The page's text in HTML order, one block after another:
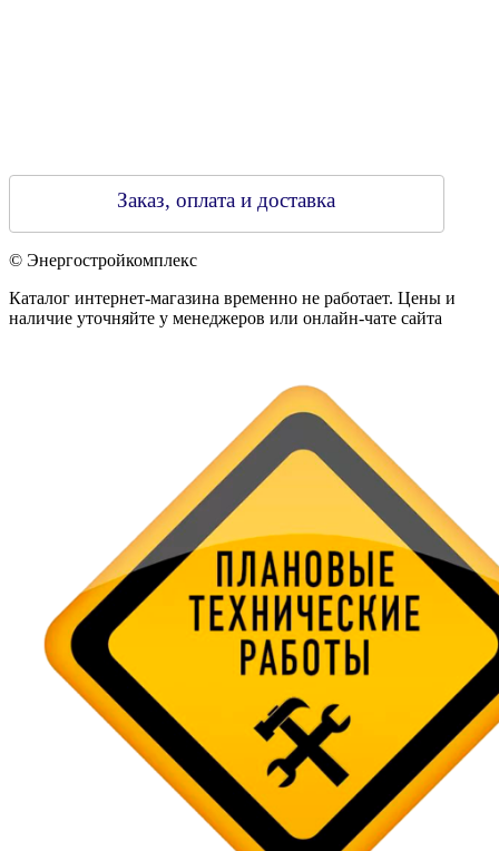
Заказ, оплата и доставка
© Энергостройкомплекс
Каталог интернет-магазина временно не работает. Цены и
наличие уточняйте у менеджеров или онлайн-чате сайта